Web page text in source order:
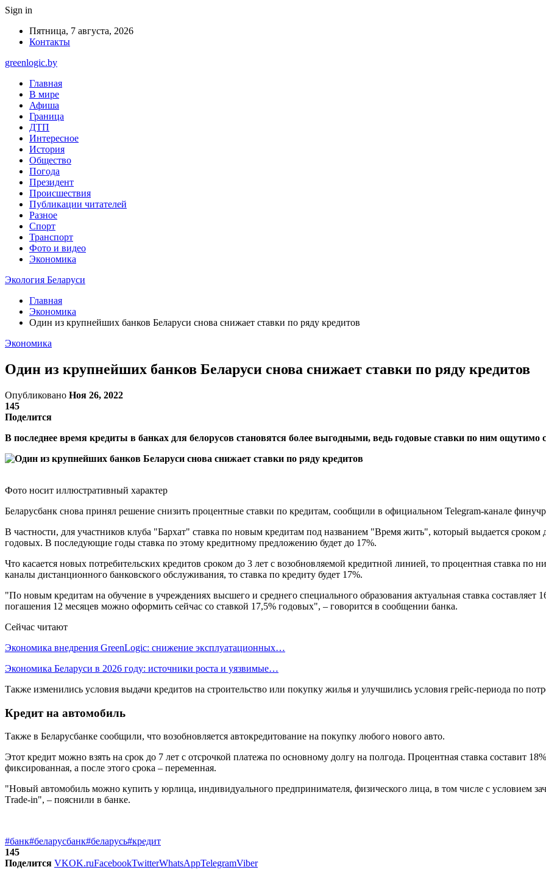
Sign in
Пятница, 7 августа, 2026
Контакты
greenlogic.by
Главная
В мире
Афиша
Граница
ДТП
Интересное
История
Общество
Погода
Президент
Происшествия
Публикации читателей
Разное
Спорт
Транспорт
Фото и видео
Экономика
Экология Беларуси
Главная
Экономика
Один из крупнейших банков Беларуси снова снижает ставки по ряду кредитов
Экономика
Один из крупнейших банков Беларуси снова снижает ставки по ряду кредитов
Опубликовано Ноя 26, 2022
145
Поделится
В последнее время кредиты в банках для белорусов становятся более выгодными, ведь годовые ставки по ним ощутимо
Фото носит иллюстративный характер
Беларусбанк снова принял решение снизить процентные ставки по кредитам, сообщили в официальном Telegram-канале
В частности, для участников клуба "Бархат" ставка по новым кредитам под названием "Время жить", который выдается сроком
годовых. В последующие годы ставка по этому кредитному предложению будет до 17%.
Что касается новых потребительских кредитов сроком до 3 лет с возобновляемой кредитной линией, то процентная ставка по
каналы дистанционного банковского обслуживания, то ставка по кредиту будет 17%.
"По новым кредитам на обучение в учреждениях высшего и среднего специального образования актуальная ставка составляет
погашения 12 месяцев можно оформить сейчас со ставкой 17,5% годовых", – говорится в сообщении банка.
Сейчас читают
Экономика внедрения GreenLogic: снижение эксплуатационных…
Экономика Беларуси в 2026 году: источники роста и уязвимые…
Также изменились условия выдачи кредитов на строительство или покупку жилья и улучшились условия грейс-периода по
Кредит на автомобиль
Также в Беларусбанке сообщили, что возобновляется автокредитование на покупку любого нового авто.
Этот кредит можно взять на срок до 7 лет с отсрочкой платежа по основному долгу на полгода. Процентная ставка составит
фиксированная, а после этого срока – переменная.
"Новый автомобиль можно купить у юрлица, индивидуального предпринимателя, физического лица, в том числе с условием
Тrade-in", – пояснили в банке.
#банк#беларусбанк#беларусь#кредит
145
Поделится VKOK.ruFacebookTwitterWhatsAppTelegramViber